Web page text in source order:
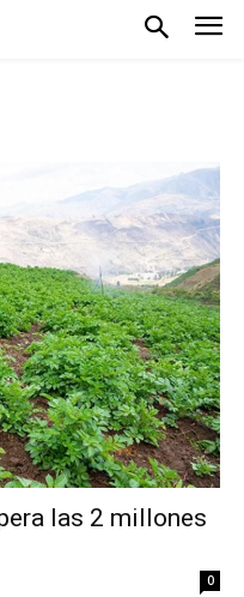
las 2 millones
0